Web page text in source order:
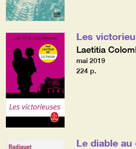
Les
Laetitia
mai 2019
224 p.
Le diable au